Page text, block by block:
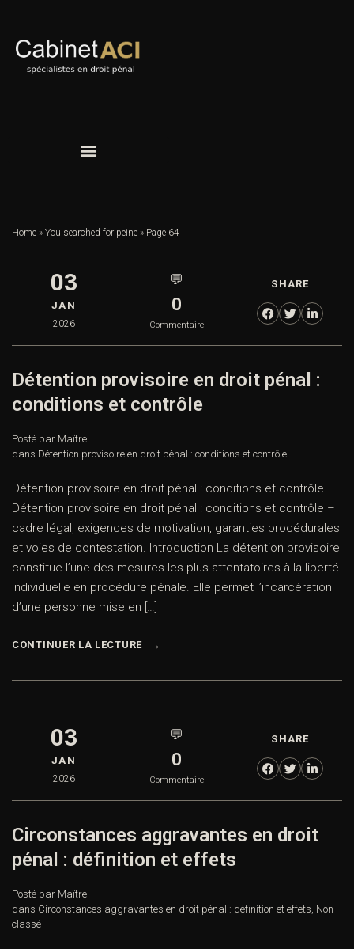
Home » You searched for peine » Page 64
03
JAN
2026
💬
0
Commentaire
SHARE
Détention provisoire en droit pénal :
conditions et contrôle
Posté par Maître
dans Détention provisoire en droit pénal : conditions et contrôle
Détention provisoire en droit pénal : conditions et contrôle
Détention provisoire en droit pénal : conditions et contrôle –
cadre légal, exigences de motivation, garanties procédurales
et voies de contestation. Introduction La détention provisoire
constitue l’une des mesures les plus attentatoires à la liberté
individuelle en procédure pénale. Elle permet l’incarcération
d’une personne mise en […]
CONTINUER LA LECTURE
03
JAN
2026
💬
0
Commentaire
SHARE
Circonstances aggravantes en droit
pénal : définition et effets
Posté par Maître
dans Circonstances aggravantes en droit pénal : définition et effets, Non
classé